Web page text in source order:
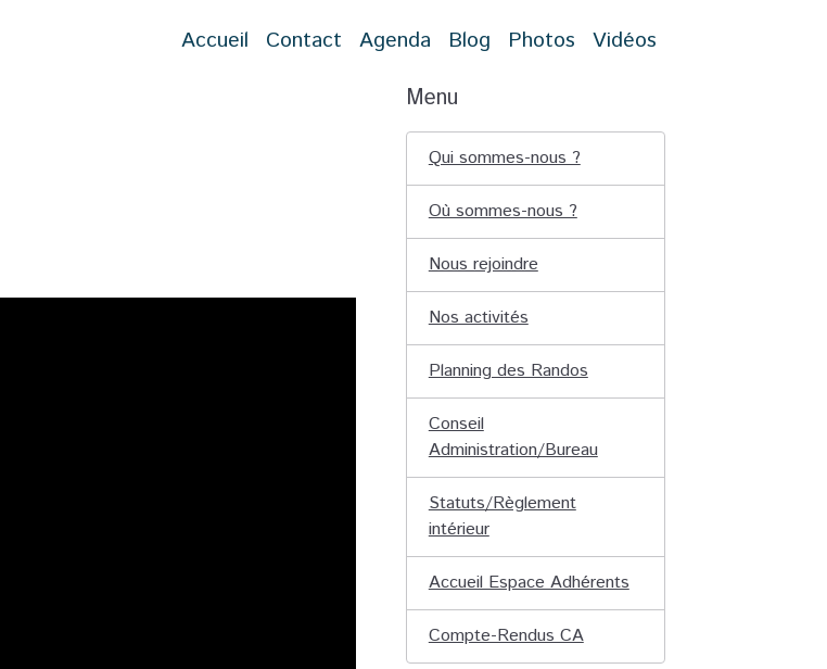
Accueil Contact Agenda Blog Photos Vidéos
Menu
Qui sommes-nous ?
Où sommes-nous ?
Nous rejoindre
Nos activités
Planning des Randos
Conseil
Administration/Bureau
Statuts/Règlement
intérieur
Accueil Espace Adhérents
Compte-Rendus CA